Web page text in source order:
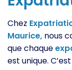
Chez
Maurice, nous
que chaque
est unique.